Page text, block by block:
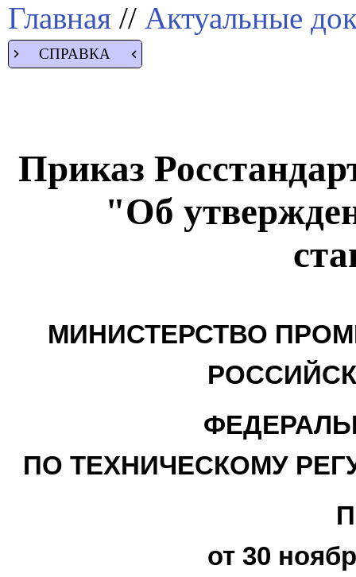
Главная // Актуальные
СПРАВКА
Приказ
"Об
МИНИСТЕРСТВО
ПО ТЕХНИЧЕСКОМУ
от 30